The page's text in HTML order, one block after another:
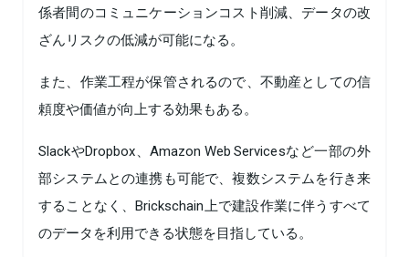
係者間のコミュニケーションコスト削減、データの改
ざんリスクの低減が可能になる。
また、作業工程が保管されるので、不動産としての信
頼度や価値が向上する効果もある。
SlackやDropbox、Amazon Web Servicesなど一部の外
部システムとの連携も可能で、複数システムを行き来
することなく、Brickschain上で建設作業に伴うすべて
のデータを利用できる状態を目指している。